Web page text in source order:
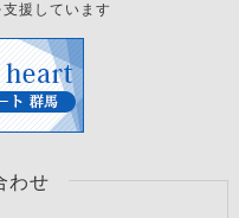
援しています
わせ